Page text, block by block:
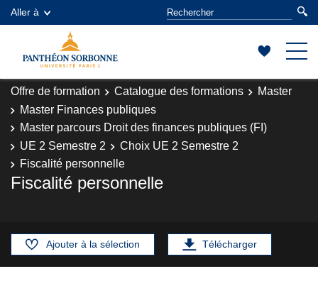
Aller à
Offre de formation Catalogue des formations
Master
Master Finances publiques
Master parcours Droit des finances publiques (FI)
UE 2 Semestre 2
Choix UE 2 Semestre 2
Fiscalité personnelle
Fiscalité personnelle
Ajouter à la sélection Télécharger